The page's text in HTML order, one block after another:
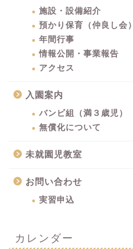
施設・設備紹介
預かり保育（仲良し会）
年間行事
情報公開・事業報告
アクセス
入園案内
バンビ組（満３歳児）
無償化について
未就園児教室
お問い合わせ
実習申込
カレンダー